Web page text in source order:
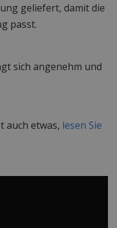
geliefert, damit die
passt.
sich angenehm und
auch etwas, lesen Sie